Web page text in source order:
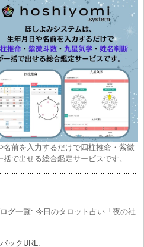
前を入力するだけで四柱推命・紫微
で出せる総合鑑定サービスです。
グ一覧: 今日のタロット占い「夜の社
ックURL: